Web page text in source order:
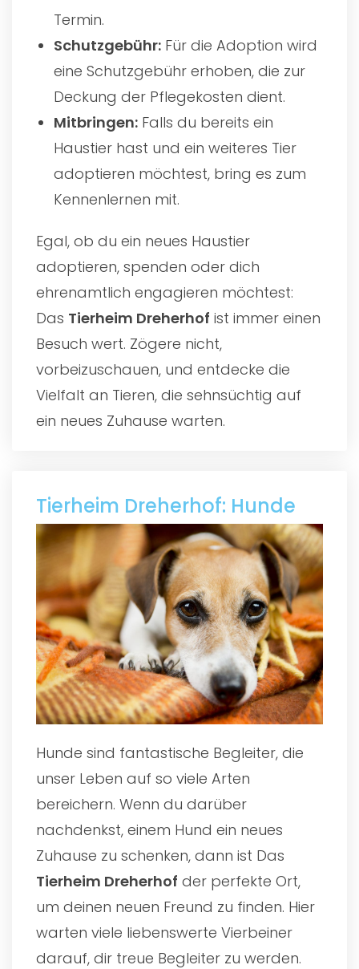
Termin.
Schutzgebühr: Für die Adoption wird
eine Schutzgebühr erhoben, die zur
Deckung der Pflegekosten dient.
Mitbringen: Falls du bereits ein
Haustier hast und ein weiteres Tier
adoptieren möchtest, bring es zum
Kennenlernen mit.
Egal, ob du ein neues Haustier
adoptieren, spenden oder dich
ehrenamtlich engagieren möchtest:
Das Tierheim Dreherhof ist immer einen
Besuch wert. Zögere nicht,
vorbeizuschauen, und entdecke die
Vielfalt an Tieren, die sehnsüchtig auf
ein neues Zuhause warten.
Tierheim Dreherhof: Hunde
Hunde sind fantastische Begleiter, die
unser Leben auf so viele Arten
bereichern. Wenn du darüber
nachdenkst, einem Hund ein neues
Zuhause zu schenken, dann ist Das
Tierheim Dreherhof der perfekte Ort,
um deinen neuen Freund zu finden. Hier
warten viele liebenswerte Vierbeiner
darauf, dir treue Begleiter zu werden.